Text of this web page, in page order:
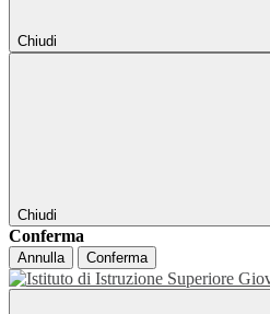
Chiudi
Chiudi
Conferma
Annulla Conferma